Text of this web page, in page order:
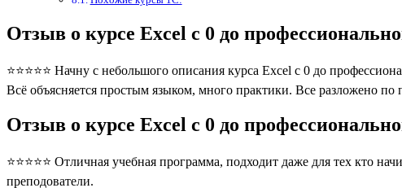
Отзыв о курсе Excel с 0 до
⭐⭐⭐⭐⭐ Начну с небольшого описания курса Excel с 0 до
Всё объясняется простым языком, много практики. Все разложено
Отзыв о курсе Excel с 0 до
⭐⭐⭐⭐⭐ Отличная учебная программа, подходит даже для тех кто
преподователи.